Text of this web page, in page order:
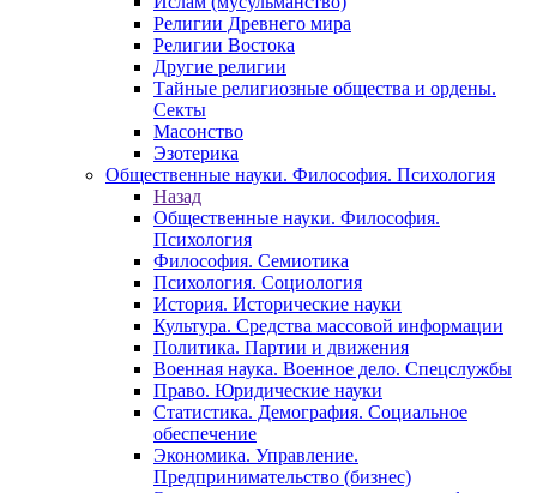
Религии Древнего мира
Религии Востока
Другие религии
Тайные религиозные общества и ордены.
Секты
Масонство
Эзотерика
Общественные науки. Философия. Психология
Назад
Общественные науки. Философия.
Психология
Философия. Семиотика
Психология. Социология
История. Исторические науки
Культура. Средства массовой информации
Политика. Партии и движения
Военная наука. Военное дело. Спецслужбы
Право. Юридические науки
Статистика. Демография. Социальное
обеспечение
Экономика. Управление.
Предпринимательство (бизнес)